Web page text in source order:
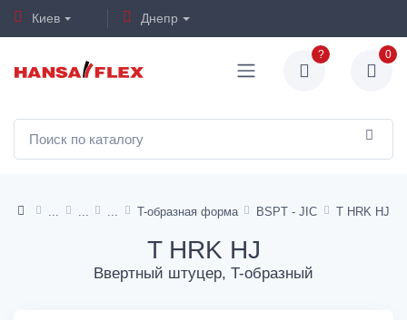
Киев Днепр
? 0
T-образная форма BSPT - JIC T HRK HJ
T HRK HJ
Ввертный штуцер, T-образный